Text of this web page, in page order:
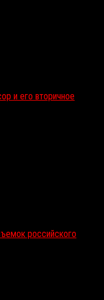
и его вторичное
российского